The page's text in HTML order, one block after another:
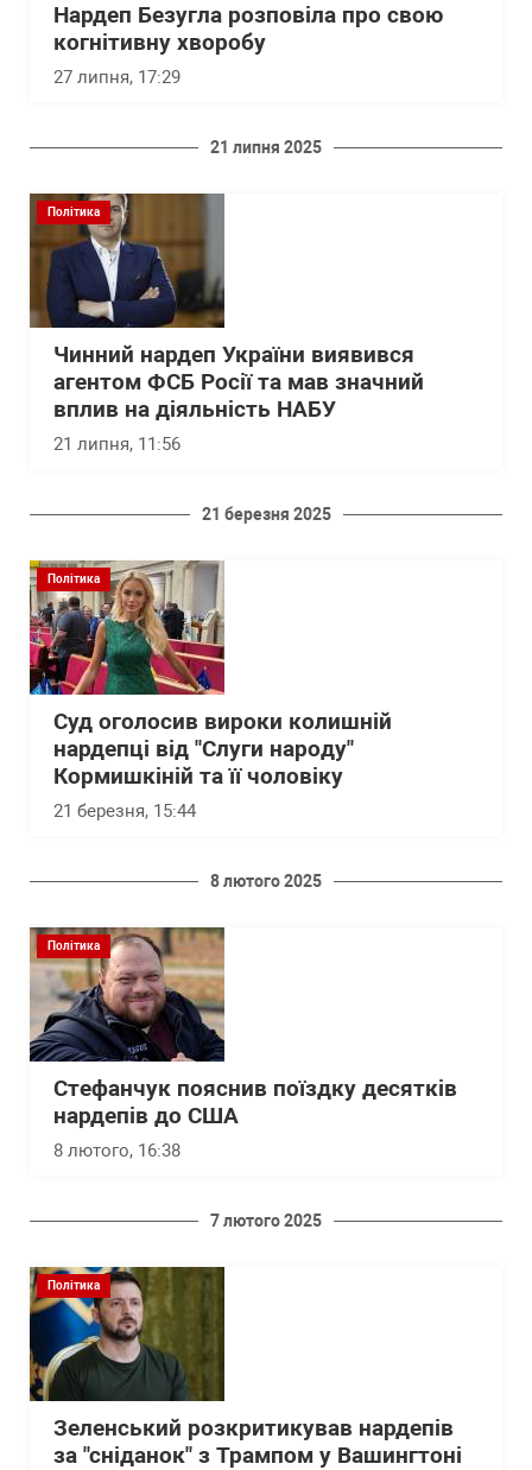
Нардеп Безугла розповіла про свою
когнітивну хворобу
27 липня, 17:29
21 липня 2025
Політика
Чинний нардеп України виявився
агентом ФСБ Росії та мав значний
вплив на діяльність НАБУ
21 липня, 11:56
21 березня 2025
Політика
Суд оголосив вироки колишній
нардепці від "Слуги народу"
Кормишкіній та її чоловіку
21 березня, 15:44
8 лютого 2025
Політика
Стефанчук пояснив поїздку десятків
нардепів до США
8 лютого, 16:38
7 лютого 2025
Політика
Зеленський розкритикував нардепів
за "сніданок" з Трампом у Вашингтоні